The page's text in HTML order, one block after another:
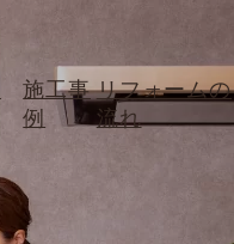
施工事
例
リフォームの
流れ